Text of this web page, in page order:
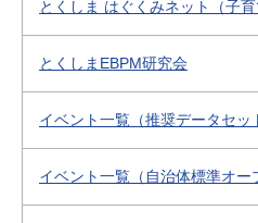
とくしま はぐくみネット（子育
とくしまEBPM研究会
イベント一覧（推奨データセッ
イベント一覧（自治体標準オー